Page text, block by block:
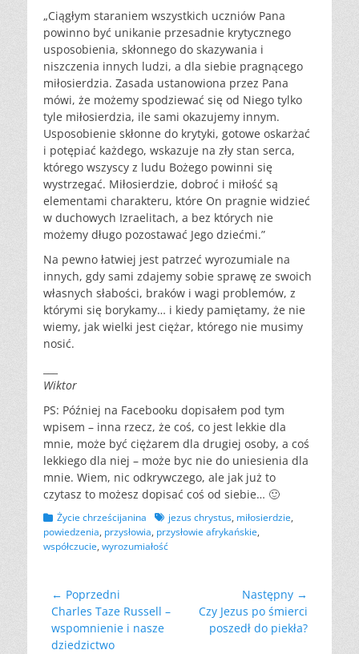
„Ciągłym staraniem wszystkich uczniów Pana
powinno być unikanie przesadnie krytycznego
usposobienia, skłonnego do skazywania i
niszczenia innych ludzi, a dla siebie pragnącego
miłosierdzia. Zasada ustanowiona przez Pana
mówi, że możemy spodziewać się od Niego tylko
tyle miłosierdzia, ile sami okazujemy innym.
Usposobienie skłonne do krytyki, gotowe oskarżać
i potępiać każdego, wskazuje na zły stan serca,
którego wszyscy z ludu Bożego powinni się
wystrzegać. Miłosierdzie, dobroć i miłość są
elementami charakteru, które On pragnie widzieć
w duchowych Izraelitach, a bez których nie
możemy długo pozostawać Jego dziećmi.”
Na pewno łatwiej jest patrzeć wyrozumiale na
innych, gdy sami zdajemy sobie sprawę ze swoich
własnych słabości, braków i wagi problemów, z
którymi się borykamy… i kiedy pamiętamy, że nie
wiemy, jak wielki jest ciężar, którego nie musimy
nosić.
Wiktor
PS: Później na Facebooku dopisałem pod tym
wpisem – inna rzecz, że coś, co jest lekkie dla
mnie, może być ciężarem dla drugiej osoby, a coś
lekkiego dla niej – może byc nie do uniesienia dla
mnie. Wiem, nic odkrywczego, ale jak już to
czytasz to możesz dopisać coś od siebie… 🙂
Kategorii
Życie chrześcijanina Tagówjezus chrystus, miłosierdzie,
powiedzenia, przysłowia, przysłowie afrykańskie,
współczucie, wyrozumiałość
Nawigacja
wpisu
← Poprzedni
Poprzedni
wpis:
Charles Taze Russell –
wspomnienie i nasze
dziedzictwo
Następny →
Następny
Czy Jezus po śmierci
poszedł do piekła?